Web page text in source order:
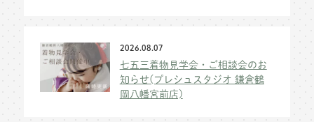
2026.08.07
七五三着物見学会・ご相談会のお
知らせ(プレシュスタジオ 鎌倉鶴
岡八幡宮前店)